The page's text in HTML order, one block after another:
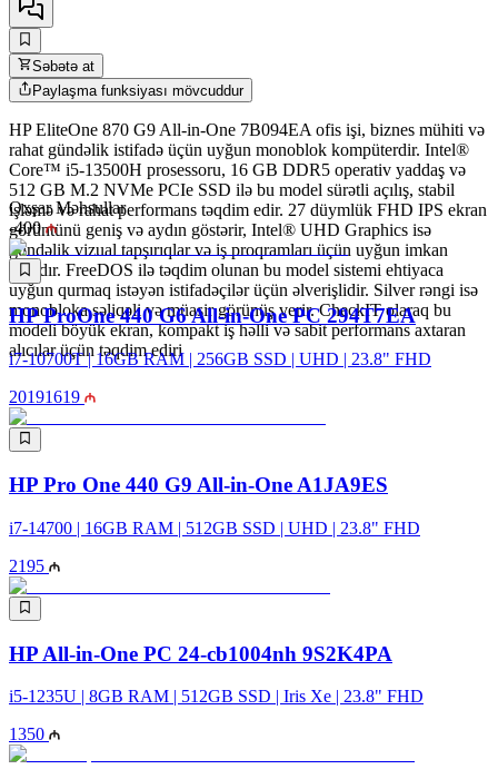
Səbətə at
Paylaşma funksiyası mövcuddur
HP EliteOne 870 G9 All-in-One 7B094EA ofis işi, biznes mühiti və
rahat gündəlik istifadə üçün uyğun monoblok kompüterdir. Intel®
Core™ i5-13500H prosessoru, 16 GB DDR5 operativ yaddaş və
512 GB M.2 NVMe PCIe SSD ilə bu model sürətli açılış, stabil
işləmə və rahat performans təqdim edir. 27 düymlük FHD IPS ekran
görüntünü geniş və aydın göstərir, Intel® UHD Graphics isə
gündəlik vizual tapşırıqlar və iş proqramları üçün uyğun imkan
yaradır. FreeDOS ilə təqdim olunan bu model sistemi ehtiyaca
uyğun qurmaq istəyən istifadəçilər üçün əlverişlidir. Silver rəngi isə
monobloka səliqəli və müasir görünüş verir. CheckIT olaraq bu
modeli böyük ekran, kompakt iş həlli və sabit performans axtaran
alıcılar üçün təqdim ediri
Oxşar Məhsullar
-400
HP ProOne 440 G6 All-in-One PC 294T7EA
i7-10700T | 16GB RAM | 256GB SSD | UHD | 23.8" FHD
20191619
HP Pro One 440 G9 All-in-One A1JA9ES
i7-14700 | 16GB RAM | 512GB SSD | UHD | 23.8" FHD
2195
HP All-in-One PC 24-cb1004nh 9S2K4PA
i5-1235U | 8GB RAM | 512GB SSD | Iris Xe | 23.8" FHD
1350